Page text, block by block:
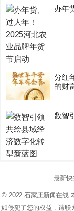
办年
分红
的财
数智
最新快
© 2022 石家庄新闻在线
如侵犯了您的权益，请联